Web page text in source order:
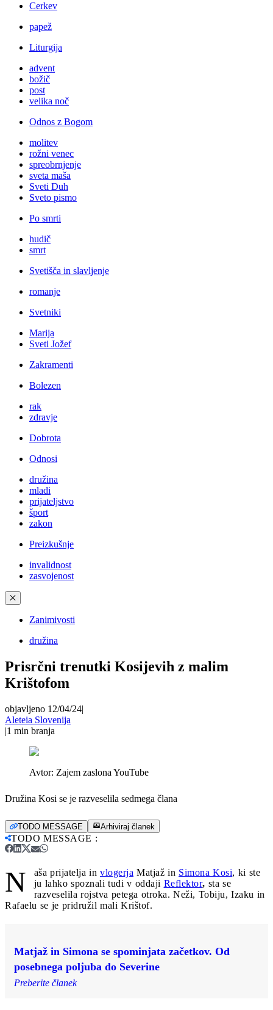
Cerkev
papež
Liturgija
advent
božič
post
velika noč
Odnos z Bogom
molitev
rožni venec
spreobrnjenje
sveta maša
Sveti Duh
Sveto pismo
Po smrti
hudič
smrt
Svetišča in slavljenje
romanje
Svetniki
Marija
Sveti Jožef
Zakramenti
Bolezen
rak
zdravje
Dobrota
Odnosi
družina
mladi
prijateljstvo
šport
zakon
Preizkušnje
invalidnost
zasvojenost
✕
Zanimivosti
družina
Prisrčni trenutki Kosijevih z malim
Krištofom
objavljeno 12/04/24|
Aleteia Slovenija
|1 min branja
Avtor: Zajem zaslona YouTube
Družina Kosi se je razveselila sedmega člana
TODO MESSAGE Arhiviraj članek
TODO MESSAGE :
N aša prijatelja in vlogerja Matjaž in Simona Kosi, ki ste
ju lahko spoznali tudi v oddaji Reflektor, sta se
razveselila rojstva petega otroka. Neži, Tobiju, Izaku in
Rafaelu se je pridružil mali Krištof.
Matjaž in Simona se spominjata začetkov. Od
posebnega poljuba do Severine
Preberite članek